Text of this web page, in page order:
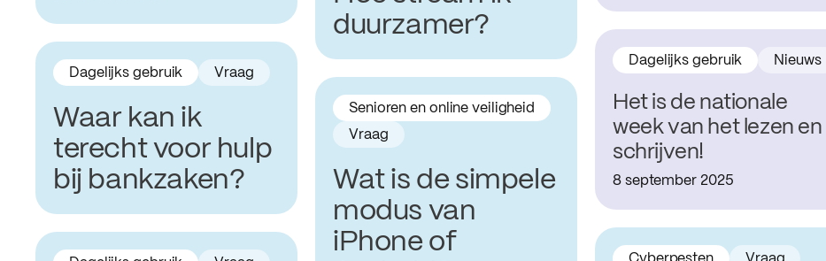
duurzamer?
Het is de nationale
week van het lezen en
schrijven!
Dagelijks gebruik Nieuws
8 september 2025
Waar kan ik
terecht voor hulp
bij bankzaken?
Dagelijks gebruik Vraag
Wat is de simpele
modus van
iPhone of
Senioren en online veiligheid
Vraag